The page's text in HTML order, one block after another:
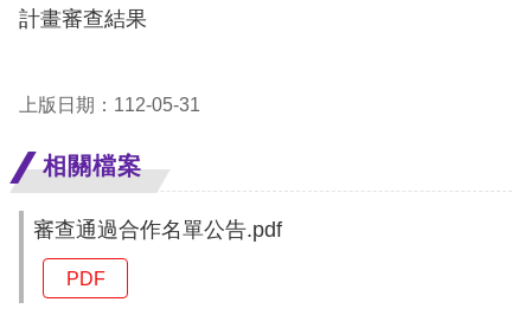
本
最
消
人
權
計畫審查結果
上版日期：112-05-31
相關檔案
審查通過合作名單公告.pdf
PDF